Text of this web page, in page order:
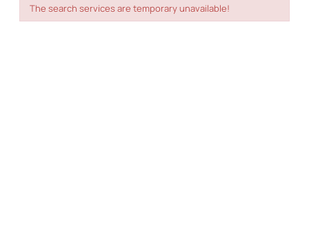
The search services are temporary unavailable!